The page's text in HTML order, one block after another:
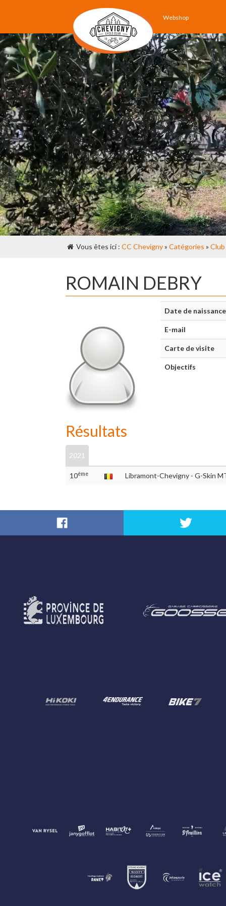
Webshop
Vous êtes ici : CC Chevigny» Catégories » Club
ROMAIN DEBRY
Date de naissance
E-mail
Carte de visite
Objectifs
Résultats
2021
10ème Libramont-Chevigny - G-Skin